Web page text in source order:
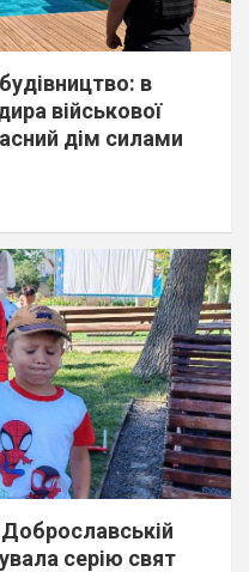
в
військової
дім силами
серію свят